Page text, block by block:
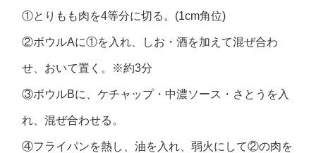
①とりもも肉を4等分に切る。(1cm角位)
②ボウルAに①を入れ、しお・酒を加えて混ぜ合わ
せ、おいて置く。※約3分
③ボウルBに、ケチャップ・中濃ソース・さとうを入
れ、混ぜ合わせる。
④フライパンを熱し、油を入れ、弱火にして②の肉を